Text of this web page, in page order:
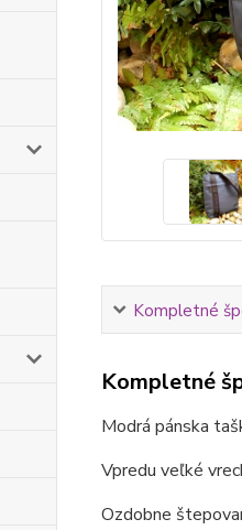
Kompletné
Kompletné
Modrá pánska
Vpredu veľké
Ozdobne